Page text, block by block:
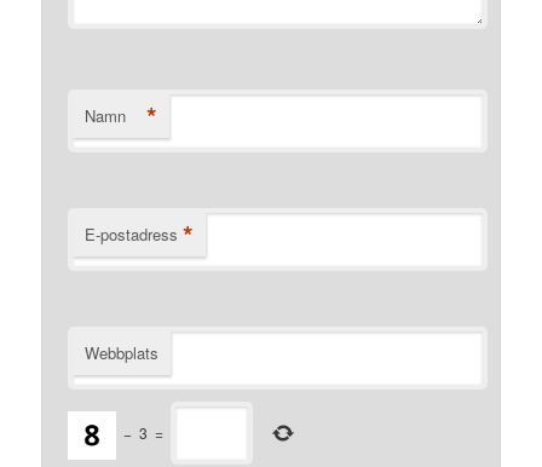
Namn *
E-postadress *
Webbplats
− 3 =